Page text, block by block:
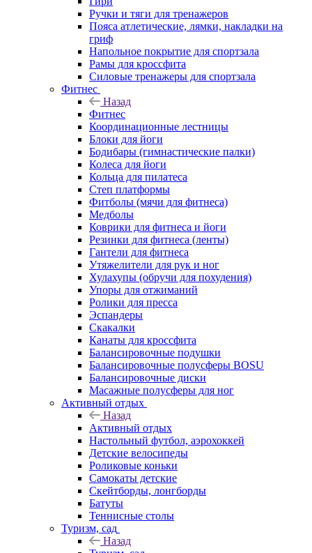
Ручки и тяги для тренажеров
Пояса атлетические, лямки, накладки на
гриф
Напольное покрытие для спортзала
Рамы для кроссфита
Силовые тренажеры для спортзала
Фитнес
Назад
Фитнес
Координационные лестницы
Блоки для йоги
Бодибары (гимнастические палки)
Колеса для йоги
Кольца для пилатеса
Степ платформы
Фитболы (мячи для фитнеса)
Медболы
Коврики для фитнеса и йоги
Резинки для фитнеса (ленты)
Гантели для фитнеса
Утяжелители для рук и ног
Хулахупы (обручи для похудения)
Упоры для отжиманий
Ролики для пресса
Эспандеры
Скакалки
Канаты для кроссфита
Балансировочные подушки
Балансировочные полусферы BOSU
Балансировочные диски
Масажные полусферы для ног
Активный отдых
Назад
Активный отдых
Настольный футбол, аэрохоккей
Детские велосипеды
Роликовые коньки
Самокаты детские
Скейтборды, лонгборды
Батуты
Теннисные столы
Туризм, сад
Назад